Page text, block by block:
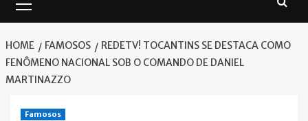
Menu
HOME FAMOSOS
REDETV! TOCANTINS SE DESTACA COMO
FENÔMENO NACIONAL SOB O COMANDO DE DANIEL
MARTINAZZO
Famosos